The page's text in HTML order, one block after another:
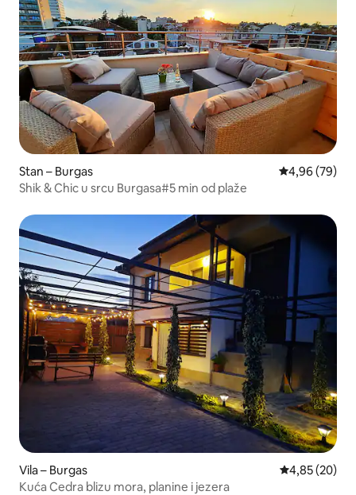
Stan – Burgas Prosječna
4,96 (79)
Shik & Chic u srcu Burgasa#5 min od plaže
Vila – Burgas Prosječna
4,85 (20)
Kuća Cedra blizu mora, planine i jezera